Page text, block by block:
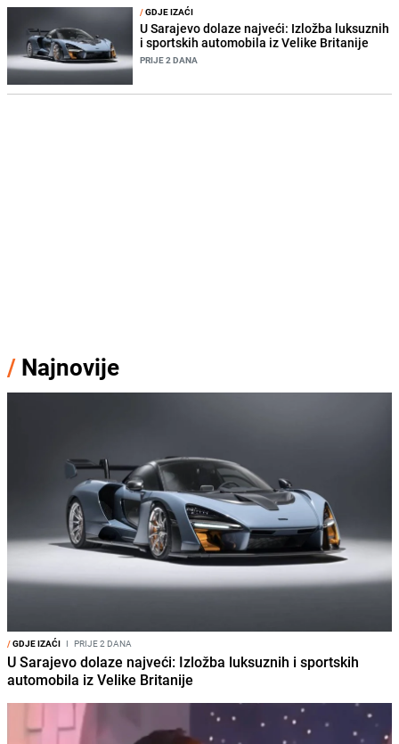
/GDJE IZAĆI
U Sarajevo dolaze najveći: Izložba luksuznih
i sportskih automobila iz Velike Britanije
PRIJE 2 DANA
/ Najnovije
/GDJE IZAĆI I PRIJE 2 DANA
U Sarajevo dolaze najveći: Izložba luksuznih i sportskih
automobila iz Velike Britanije